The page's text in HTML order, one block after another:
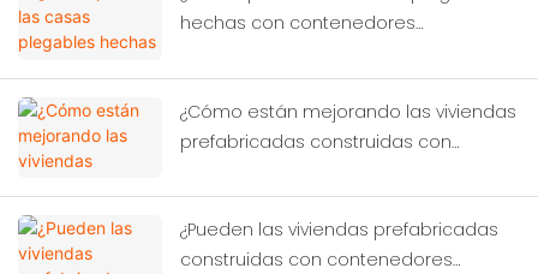
hechas con contenedores
casos de desastre?
¿Cómo están mejorando las viviendas
prefabricadas construidas con
de los trabajadores?
¿Pueden las viviendas prefabricadas
construidas con contenedores